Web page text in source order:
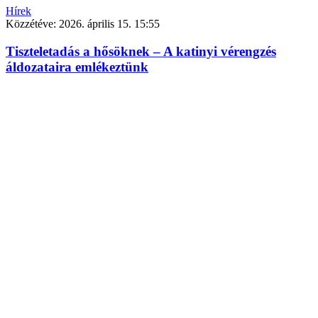
Hírek
Közzétéve: 2026. április 15. 15:55
Tiszteletadás a hősöknek – A katinyi vérengzés
áldozataira emlékeztünk